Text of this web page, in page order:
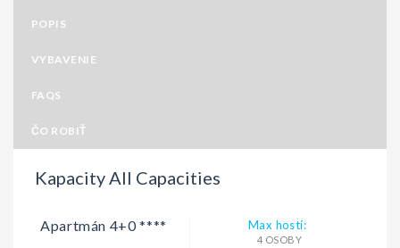
POPIS
VYBAVENIE
FAQS
ČO ROBIŤ
Kapacity All Capacities
Apartmán 4+0 **** Max hostí:
4 OSOBY